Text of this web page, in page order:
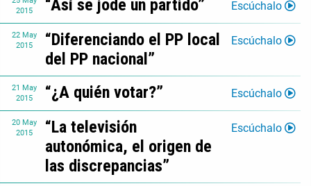
2015
“Así se jode un partido” Escúchalo
22 May
2015
“Diferenciando el PP local
del PP nacional”
Escúchalo
21 May
2015
“¿A quién votar?” Escúchalo
20 May
2015
“La televisión
autonómica, el origen de
las discrepancias”
Escúchalo